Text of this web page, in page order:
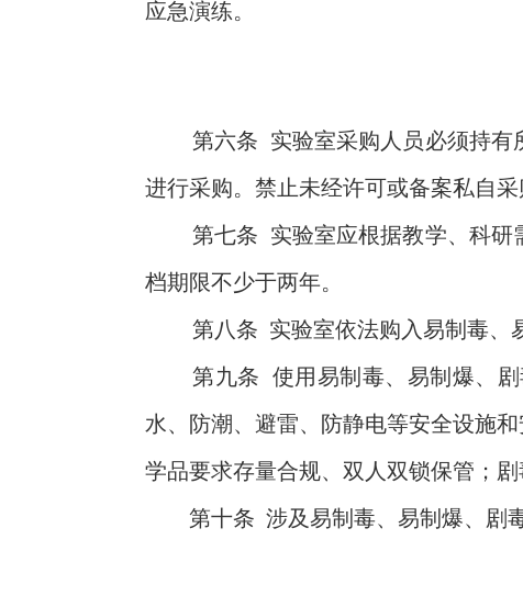
应急演练。
第六条 实验室采购人员必须持有
进行采购。禁止未经许可或备案私自
第七条 实验室应根据教学、科研
档期限不少于两年。
第八条 实验室依法购入易制毒、
第九条 使用易制毒、易制爆、
水、防潮、避雷、防静电等安全设施
学品要求存量合规、双人双锁保管；
第十条 涉及易制毒、易制爆、剧